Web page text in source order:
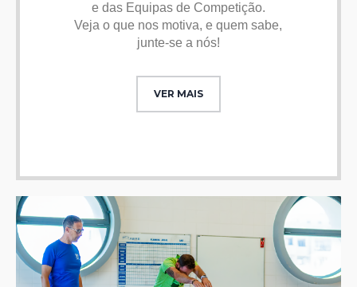
e das Equipas de Competição.
Veja o que nos motiva, e quem sabe,
junte-se a nós!
VER MAIS